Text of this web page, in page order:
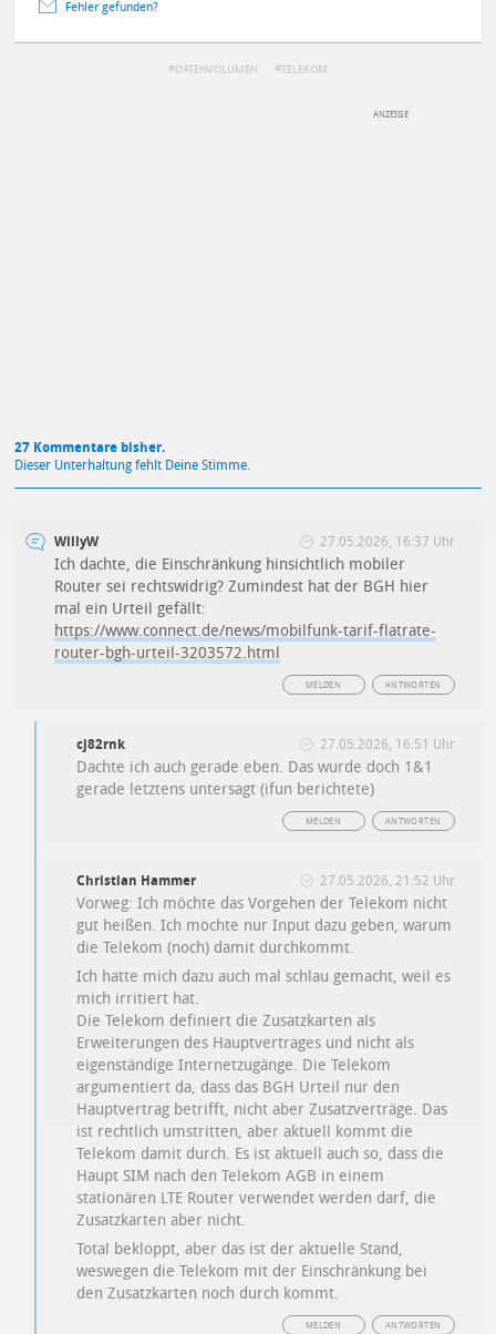
Fehler gefunden?
DATENVOLUMEN TELEKOM
27 Kommentare bisher.
Dieser Unterhaltung fehlt Deine Stimme.
WillyW 27.05.2026, 16:37 Uhr
Ich dachte, die Einschränkung hinsichtlich mobiler
Router sei rechtswidrig? Zumindest hat der BGH hier
mal ein Urteil gefällt:
https://www.connect.de/news/mobilfunk-tarif-flatrate-
router-bgh-urteil-3203572.html
ANTWORTEN
MELDEN
cj82rnk 27.05.2026, 16:51 Uhr
Dachte ich auch gerade eben. Das wurde doch 1&1
gerade letztens untersagt (ifun berichtete)
ANTWORTEN
MELDEN
Christian Hammer 27.05.2026, 21:52 Uhr
Vorweg: Ich möchte das Vorgehen der Telekom nicht
gut heißen. Ich möchte nur Input dazu geben, warum
die Telekom (noch) damit durchkommt.
Ich hatte mich dazu auch mal schlau gemacht, weil es
mich irritiert hat.
Die Telekom definiert die Zusatzkarten als
Erweiterungen des Hauptvertrages und nicht als
eigenständige Internetzugänge. Die Telekom
argumentiert da, dass das BGH Urteil nur den
Hauptvertrag betrifft, nicht aber Zusatzverträge. Das
ist rechtlich umstritten, aber aktuell kommt die
Telekom damit durch. Es ist aktuell auch so, dass die
Haupt SIM nach den Telekom AGB in einem
stationären LTE Router verwendet werden darf, die
Zusatzkarten aber nicht.
Total bekloppt, aber das ist der aktuelle Stand,
weswegen die Telekom mit der Einschränkung bei
den Zusatzkarten noch durch kommt.
ANTWORTEN
MELDEN